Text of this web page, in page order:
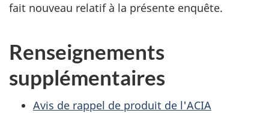
fait nouveau relatif à la présente enquête.
Renseignements
supplémentaires
Avis de rappel de produit de l'ACIA